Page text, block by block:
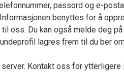
passord og e-
benyttes for å
oss. Du kan også melde deg
lagres frem til du ber
Kontakt oss for ytterligere